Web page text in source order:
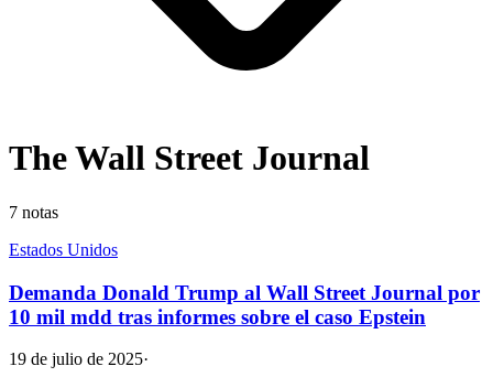
The Wall Street Journal
7 notas
Estados Unidos
Demanda Donald Trump al Wall Street Journal por
10 mil mdd tras informes sobre el caso Epstein
19 de julio de 2025·